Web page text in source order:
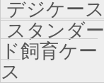
デジケース
スタンダー
ド飼育ケー
ス